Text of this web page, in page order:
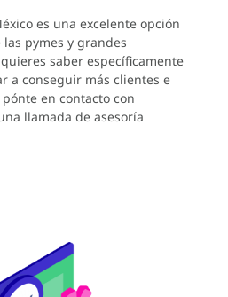
es una excelente opción
pymes y grandes
saber específicamente
a conseguir más clientes e
en contacto con
llamada de asesoría